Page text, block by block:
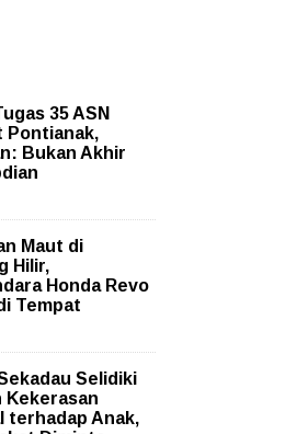
35 ASN
Pontianak,
Bukan Akhir
Maut di
Hilir,
Honda Revo
Tempat
Selidiki
Kekerasan
terhadap Anak,